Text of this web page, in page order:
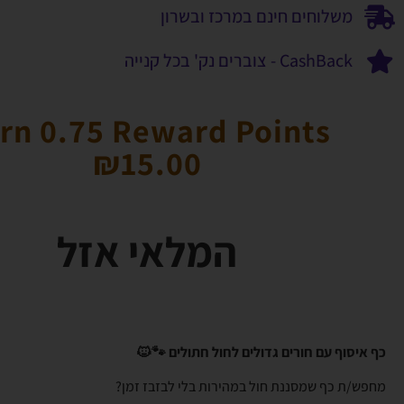
משלוחים חינם במרכז ובשרון
CashBack - צוברים נק' בכל קנייה
0.75 Reward Points
₪15.00
המלאי אזל
כף איסוף עם חורים גדולים לחול חתולים 🐾🐱
מחפש/ת כף שמסננת חול במהירות בלי לבזבז זמן?